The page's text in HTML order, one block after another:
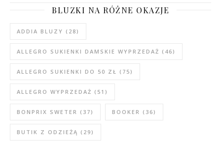
BLUZKI NA RÓŻNE OKAZJE
ADDIA BLUZY (28)
ALLEGRO SUKIENKI DAMSKIE WYPRZEDAŻ (46)
ALLEGRO SUKIENKI DO 50 ZŁ (75)
ALLEGRO WYPRZEDAŻ (51)
BONPRIX SWETER (37) BOOKER (36)
BUTIK Z ODZIEŻĄ (29)